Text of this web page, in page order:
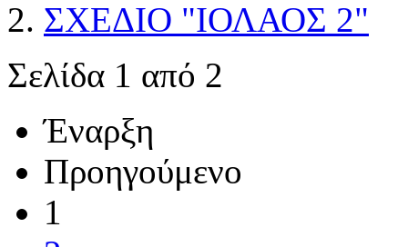
ΣΧΕΔΙΟ "ΙΟΛΑΟΣ 2"
Σελίδα 1 από 2
Έναρξη
Προηγούμενο
1